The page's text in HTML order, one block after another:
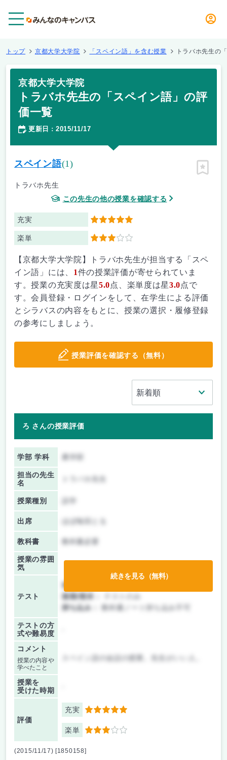
トップ 京都大学大学院 「スペイン語」を含む授業 トラバホ先生の
京都大学大学院
トラバホ先生の「スペイン語」の評
価一覧
更新日 ： 2015/11/17
スペイン語(1)
トラバホ先生
この先生の他の授業を確認する
充実 5
楽単 3
ピン留
【京都大学大学院】トラバホ先生が担当する「スペ
イン語」には、 1件の授業評価が寄せられていま
す。授業の充実度は星5.0点、楽単度は星3.0点で
す。会員登録・ログインをして、在学生による評価
とシラバスの内容をもとに、授業の選択・履修登録
の参考にしましょう。
授業評価を確認する（無料）
ろ さんの授業評価
学部 学科
担当の先生
名
授業種別
出席 ほぼ毎回とる
教科書 教科書必要
授業の雰囲
気
テスト
前期/中間：
後期/期末：
持ち込み：
教科書ノート持ち込み不可
テストの方
式や難易度
コメント
授業の内容や
学べたこと
スペイン語の会話の授業。先生がいい人。
授業を
受けた時期
評価
充実 5
楽単 3
続きを見る（無料）
(2015/11/17) [1850158]